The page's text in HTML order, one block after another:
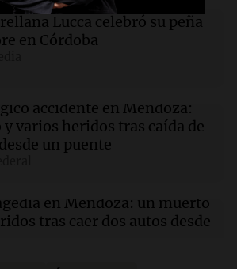
demandan a Mercedes AMG por
por el logotipo del
se posiciona en la tabla
Lucca celebró su peña
en Córdoba
accidente en Mendoza:
varios heridos tras caída de
un puente
en Mendoza: un muerto
tras caer dos autos desde